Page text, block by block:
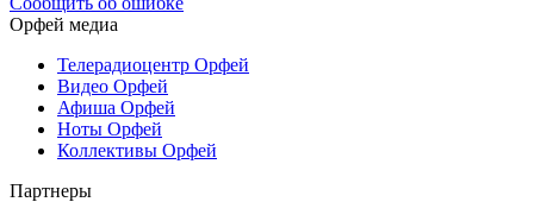
Орфей медиа
Телерадиоцентр Орфей
Видео Орфей
Афиша Орфей
Ноты Орфей
Коллективы Орфей
Партнеры